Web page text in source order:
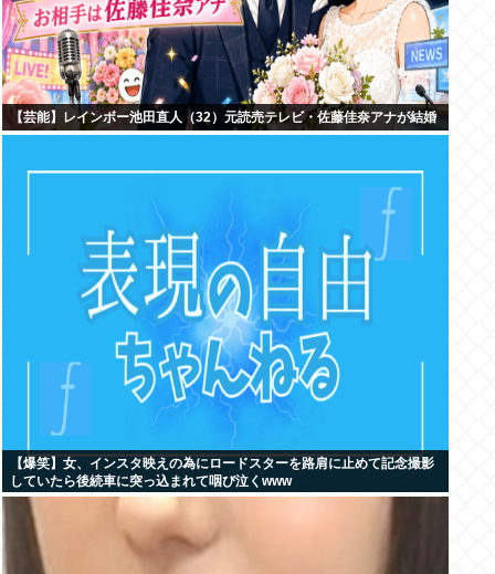
【芸能】レインボー池田直人（32）元読売テレビ・佐藤佳奈アナが結婚
【爆笑】女、インスタ映えの為にロードスターを路肩に止めて記念撮影
していたら後続車に突っ込まれて咽び泣くwww